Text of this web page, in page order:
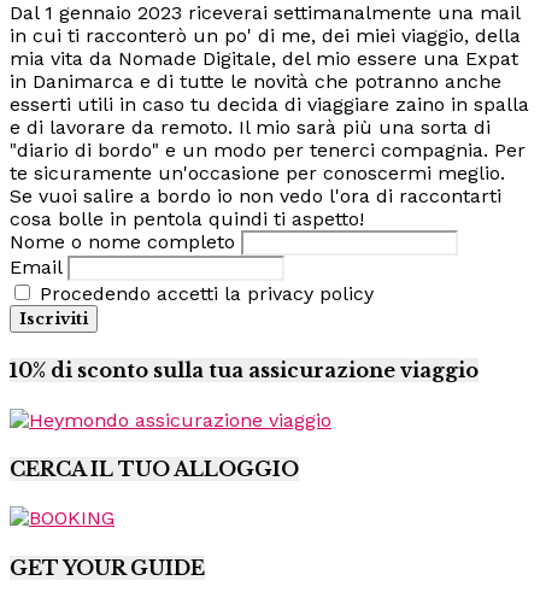
Dal 1 gennaio 2023 riceverai settimanalmente una mail
in cui ti racconterò un po' di me, dei miei viaggio, della
mia vita da Nomade Digitale, del mio essere una Expat
in Danimarca e di tutte le novità che potranno anche
esserti utili in caso tu decida di viaggiare zaino in spalla
e di lavorare da remoto. Il mio sarà più una sorta di
"diario di bordo" e un modo per tenerci compagnia. Per
te sicuramente un'occasione per conoscermi meglio.
Se vuoi salire a bordo io non vedo l'ora di raccontarti
cosa bolle in pentola quindi ti aspetto!
Nome o nome completo
Email
Procedendo accetti la privacy policy
10% di sconto sulla tua assicurazione viaggio
CERCA IL TUO ALLOGGIO
GET YOUR GUIDE